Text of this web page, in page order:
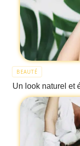
BEAUTÉ
Un look naturel et